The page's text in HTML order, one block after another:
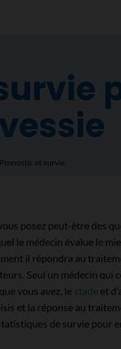
Pronostic et survie
posez peut-être des
le médecin évalue le
il répondra au
Seul un médecin qui
vous avez, le stadeet
et la réponse au
de survie pour